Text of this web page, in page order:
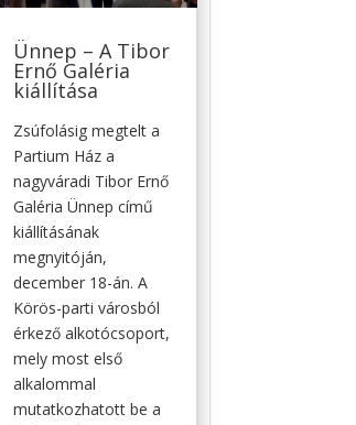
Ünnep – A Tibor
Ernő Galéria
kiállítása
Zsúfolásig megtelt a
Partium Ház a
nagyváradi Tibor Ernő
Galéria Ünnep című
kiállításának
megnyitóján,
december 18-án. A
Körös-parti városból
érkező alkotócsoport,
mely most első
alkalommal
mutatkozhatott be a